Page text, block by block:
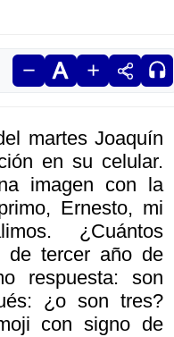
martes Joaquín
en su celular.
imagen con la
Ernesto, mi
¿Cuántos
de tercer año de
respuesta: son
¿o son tres?
con signo de